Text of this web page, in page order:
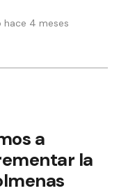
hace 4 meses
a
la